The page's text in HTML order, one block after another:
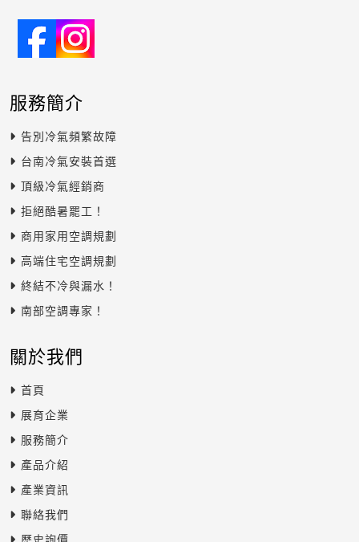
關於我們
首頁
展育企業
服務簡介
產品介紹
產業資訊
聯絡我們
服務簡介
告別冷氣頻繁故障
台南冷氣安裝首選
頂級冷氣經銷商
拒絕酷暑罷工！
商用家用空調規劃
高端住宅空調規劃
終結不冷與漏水！
南部空調專家！